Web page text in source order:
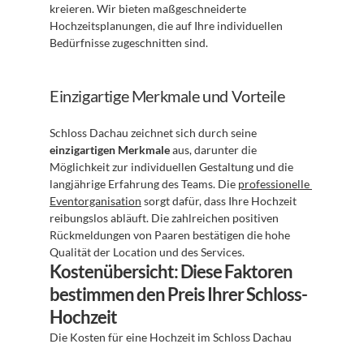
kreieren. Wir bieten maßgeschneiderte
Hochzeitsplanungen, die auf Ihre individuellen
Bedürfnisse zugeschnitten sind.
Einzigartige Merkmale und Vorteile
einzigartigen Merkmale aus, darunter die
Möglichkeit zur individuellen Gestaltung und die
langjährige Erfahrung des Teams. Die professionelle
Eventorganisation sorgt dafür, dass Ihre Hochzeit
reibungslos abläuft. Die zahlreichen positiven
Rückmeldungen von Paaren bestätigen die hohe
Qualität der Location und des Services.
Kostenübersicht: Diese Faktoren
bestimmen den Preis Ihrer Schloss-
Hochzeit
Die Kosten für eine Hochzeit im Schloss Dachau